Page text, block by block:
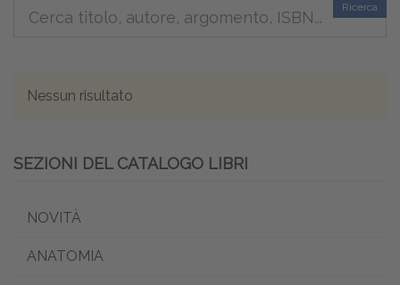
Ricerca
Nessun risultato
SEZIONI DEL CATALOGO LIBRI
NOVITÀ
ANATOMIA